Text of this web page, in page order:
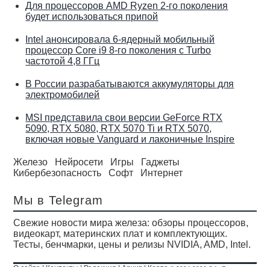
Для процессоров AMD Ryzen 2-го поколения
будет использоваться припой
Intel анонсировала 6-ядерный мобильный
процессор Core i9 8-го поколения с Turbo
частотой 4,8 ГГц
В России разрабатываются аккумуляторы для
электромобилей
MSI представила свои версии GeForce RTX
5090, RTX 5080, RTX 5070 Ti и RTX 5070,
включая новые Vanguard и лаконичные Inspire
Железо Нейросети Игры
Гаджеты
Кибербезопасность
Софт Интернет
Мы в Telegram
Свежие новости мира железа: обзоры процессоров,
видеокарт, материнских плат и комплектующих.
Тесты, бенчмарки, цены и релизы NVIDIA, AMD, Intel.